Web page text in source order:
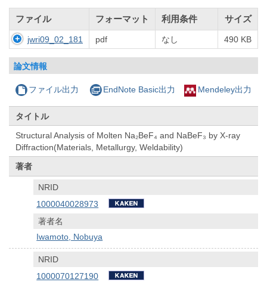
ファイル フォーマット 利用条件 サイズ
jwri09_02_181 pdf なし 490 KB
論文情報
ファイル出力 EndNote Basic出力 Mendeley出力
タイトル
Structural Analysis of Molten Na₂BeF₄ and NaBeF₃ by X-ray
Diffraction(Materials, Metallurgy, Weldability)
著者
NRID
1000040028973
著者名
Iwamoto, Nobuya
NRID
1000070127190